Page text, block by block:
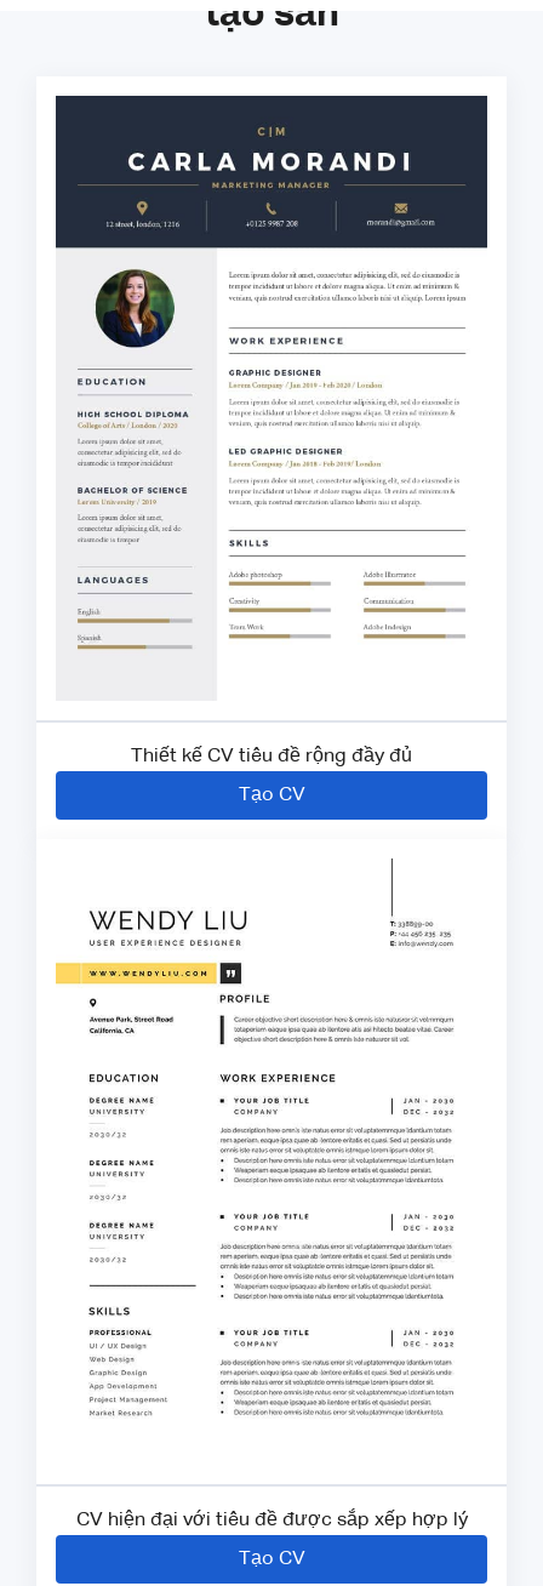
tạo sẵn
Thiết kế CV tiêu đề rộng đầy đủ
Tạo CV
CV hiện đại với tiêu đề được sắp xếp hợp lý
Tạo CV